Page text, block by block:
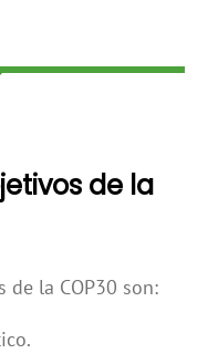
de la
la COP30 son: